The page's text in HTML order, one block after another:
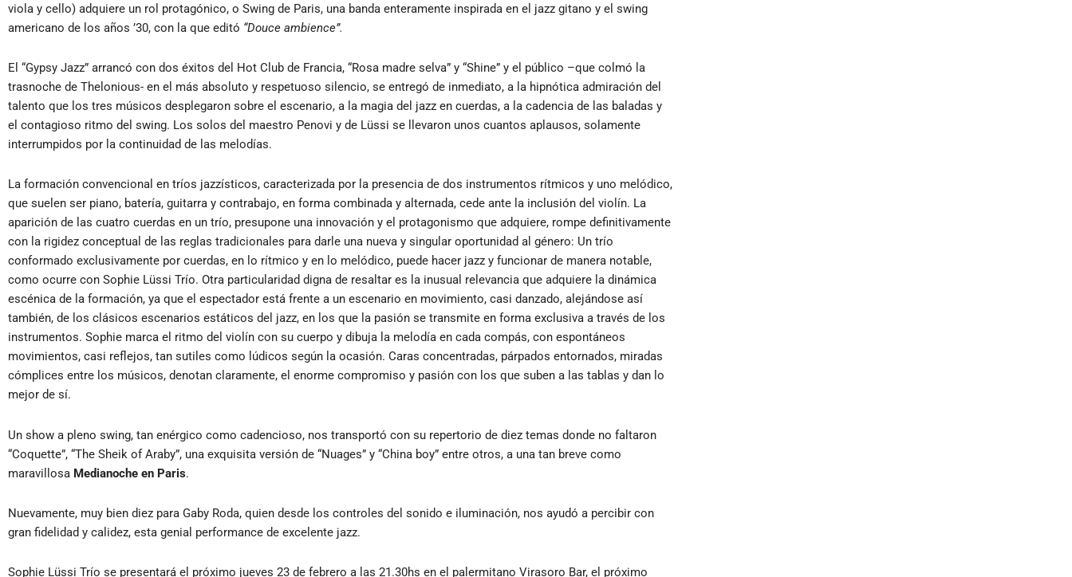
viola y cello) adquiere un rol protagónico, o Swing de Paris, una banda enteramente inspirada en el jazz gitano y el swing
americano de los años ’30, con la que editó “Douce ambience”.
El “Gypsy Jazz” arrancó con dos éxitos del Hot Club de Francia, “Rosa madre selva” y “Shine” y el público –que colmó la
trasnoche de Thelonious- en el más absoluto y respetuoso silencio, se entregó de inmediato, a la hipnótica admiración del
talento que los tres músicos desplegaron sobre el escenario, a la magia del jazz en cuerdas, a la cadencia de las baladas y
el contagioso ritmo del swing. Los solos del maestro Penovi y de Lüssi se llevaron unos cuantos aplausos, solamente
interrumpidos por la continuidad de las melodías.
La formación convencional en tríos jazzísticos, caracterizada por la presencia de dos instrumentos rítmicos y uno melódico,
que suelen ser piano, batería, guitarra y contrabajo, en forma combinada y alternada, cede ante la inclusión del violín. La
aparición de las cuatro cuerdas en un trío, presupone una innovación y el protagonismo que adquiere, rompe definitivamente
con la rigidez conceptual de las reglas tradicionales para darle una nueva y singular oportunidad al género: Un trío
conformado exclusivamente por cuerdas, en lo rítmico y en lo melódico, puede hacer jazz y funcionar de manera notable,
como ocurre con Sophie Lüssi Trío. Otra particularidad digna de resaltar es la inusual relevancia que adquiere la dinámica
escénica de la formación, ya que el espectador está frente a un escenario en movimiento, casi danzado, alejándose así
también, de los clásicos escenarios estáticos del jazz, en los que la pasión se transmite en forma exclusiva a través de los
instrumentos. Sophie marca el ritmo del violín con su cuerpo y dibuja la melodía en cada compás, con espontáneos
movimientos, casi reflejos, tan sutiles como lúdicos según la ocasión. Caras concentradas, párpados entornados, miradas
cómplices entre los músicos, denotan claramente, el enorme compromiso y pasión con los que suben a las tablas y dan lo
mejor de sí.
Un show a pleno swing, tan enérgico como cadencioso, nos transportó con su repertorio de diez temas donde no faltaron
“Coquette”, “The Sheik of Araby”, una exquisita versión de “Nuages” y “China boy” entre otros, a una tan breve como
maravillosa Medianoche en Paris.
Nuevamente, muy bien diez para Gaby Roda, quien desde los controles del sonido e iluminación, nos ayudó a percibir con
gran fidelidad y calidez, esta genial performance de excelente jazz.
Sophie Lüssi Trío se presentará el próximo jueves 23 de febrero a las 21.30hs en el palermitano Virasoro Bar, el próximo